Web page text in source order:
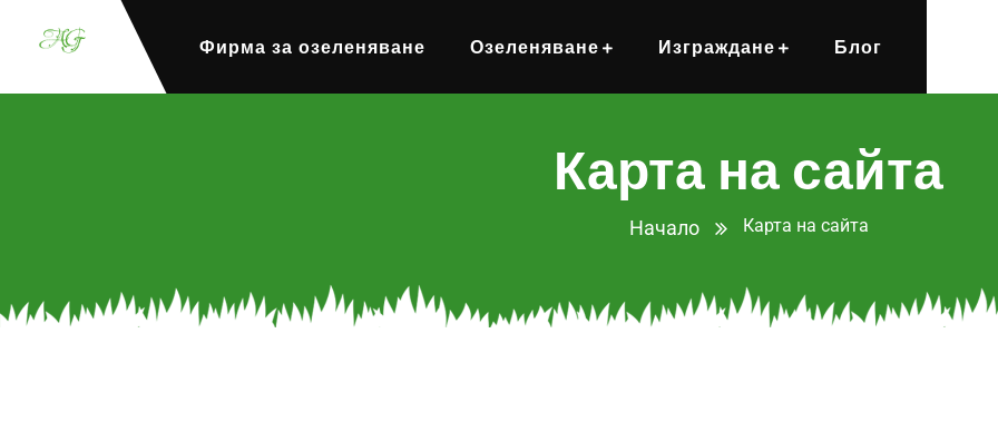
Фирма за озеленяване Озеленяване Изграждане Блог
Карта на сайта
Начало Карта на сайта